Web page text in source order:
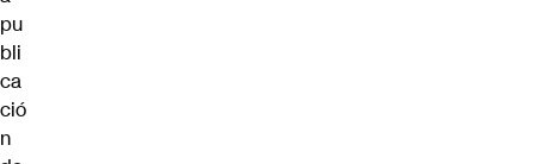
pu
bli
ca
ció
n